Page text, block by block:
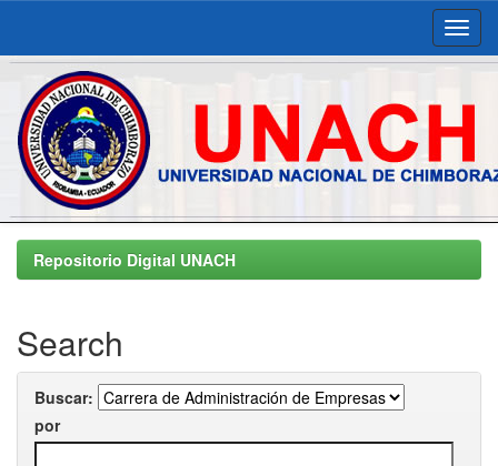
Skip
navigationRepositorio Digital UNACH
Search
Buscar:
por